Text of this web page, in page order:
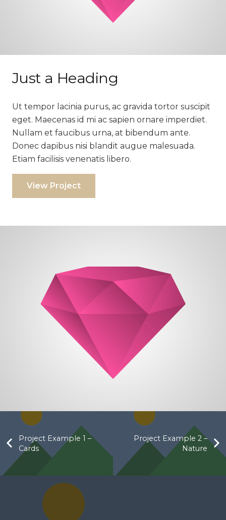
Just a Heading
Ut tempor lacinia purus, ac gravida tortor suscipit
eget. Maecenas id mi ac sapien ornare imperdiet.
Nullam et faucibus urna, at bibendum ante.
Donec dapibus nisi blandit augue malesuada.
Etiam facilisis venenatis libero.
View Project
Project Example 1 –
Cards
Project Example 2 –
Nature